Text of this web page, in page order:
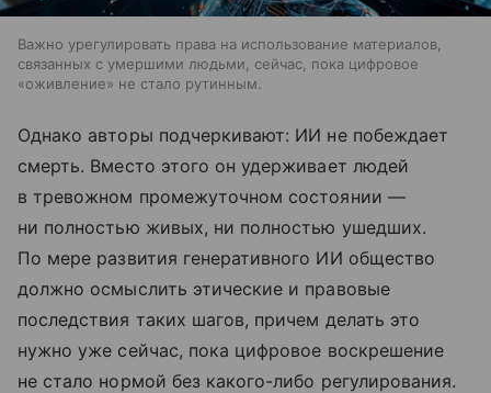
Важно урегулировать права на использование материалов,
связанных с умершими людьми, сейчас, пока цифровое
«оживление» не стало рутинным.
Однако авторы подчеркивают: ИИ не побеждает
смерть. Вместо этого он удерживает людей
в тревожном промежуточном состоянии —
ни полностью живых, ни полностью ушедших.
По мере развития генеративного ИИ общество
должно осмыслить этические и правовые
последствия таких шагов, причем делать это
нужно уже сейчас, пока цифровое воскрешение
не стало нормой без какого-либо регулирования.